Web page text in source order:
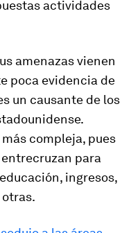
actividades
amenazas vienen
poca evidencia de
un causante de los
compleja, pues
para
ingresos,